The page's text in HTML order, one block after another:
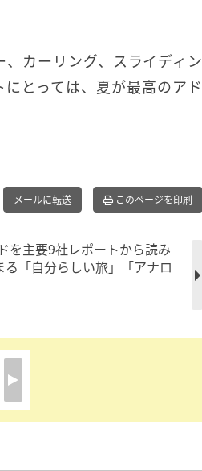
カーリング、スライディン
とっては、夏が最高のアド
メールに転送 このページを印刷
を主要9社レポートから読み
「自分らしい旅」「アナロ